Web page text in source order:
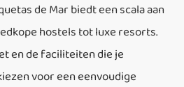
de Mar biedt een scala aan
hostels tot luxe resorts.
en de faciliteiten die je
voor een eenvoudige